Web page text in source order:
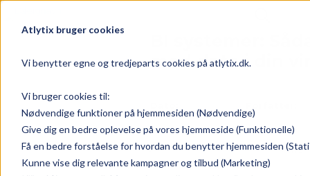
Atlytix bruger cookies
Vi benytter egne og tredjeparts cookies på atlytix.dk.
Vi bruger cookies til:
Nødvendige funktioner på hjemmesiden (Nødvendige)
Give dig en bedre oplevelse på vores hjemmeside (Funktionelle)
Få en bedre forståelse for hvordan du benytter hjemmesiden
Kunne vise dig relevante kampagner og tilbud (Marketing)
med data i din
juni 5, 2026 Rene